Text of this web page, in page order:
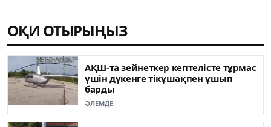
ОҚИ ОТЫРЫҢЫЗ
АҚШ-та зейнеткер кептелісте тұрмас
үшін дүкенге тікұшақпен ұшып
барды
ӘЛЕМДЕ